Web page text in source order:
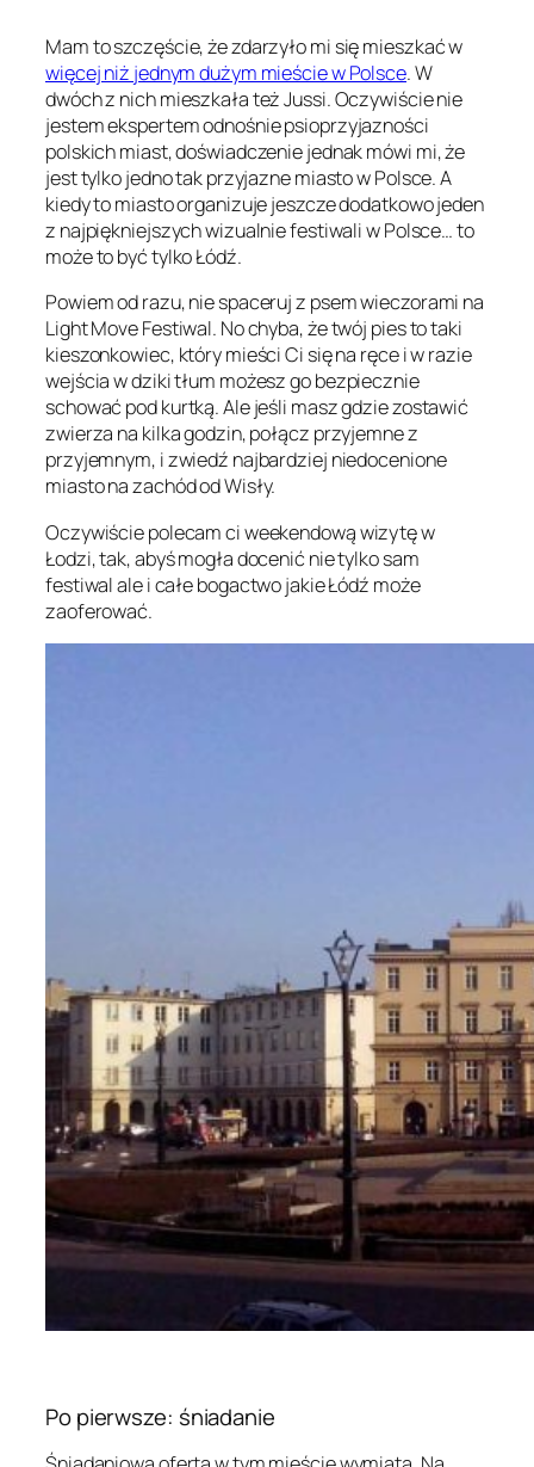
Mam to szczęście, że zdarzyło mi się mieszkać w
więcej niż jednym dużym mieście w Polsce. W
dwóch z nich mieszkała też Jussi. Oczywiście nie
jestem ekspertem odnośnie psioprzyjazności
polskich miast, doświadczenie jednak mówi mi, że
jest tylko jedno tak przyjazne miasto w Polsce. A
kiedy to miasto organizuje jeszcze dodatkowo jeden
z najpiękniejszych wizualnie festiwali w Polsce… to
może to być tylko Łódź.
Powiem od razu, nie spaceruj z psem wieczorami na
Light Move Festiwal. No chyba, że twój pies to taki
kieszonkowiec, który mieści Ci się na ręce i w razie
wejścia w dziki tłum możesz go bezpiecznie
schować pod kurtką. Ale jeśli masz gdzie zostawić
zwierza na kilka godzin, połącz przyjemne z
przyjemnym, i zwiedź najbardziej niedocenione
miasto na zachód od Wisły.
Oczywiście polecam ci weekendową wizytę w
Łodzi, tak, abyś mogła docenić nie tylko sam
festiwal ale i całe bogactwo jakie Łódź może
zaoferować.
Po pierwsze: śniadanie